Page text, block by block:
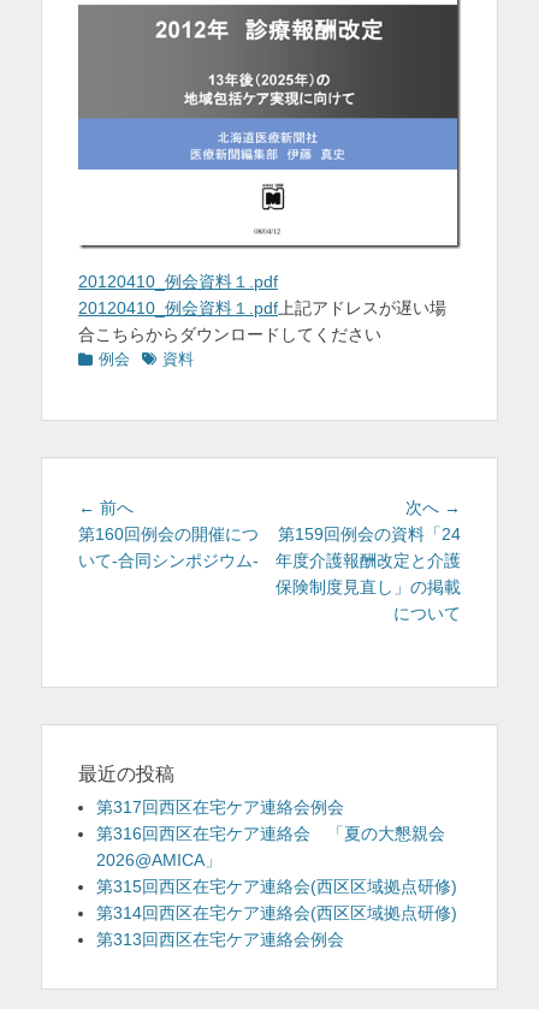
20120410_例会資料１.pdf
20120410_例会資料１.pdf上記アドレスが遅い場
合こちらからダウンロードしてください
カ 例会
タ 資料
投
稿
ナ
シ
← 前へ前
の
投
第160回例会の開催につ
いて-合同シンポジウム-
次へ →
の
投
稿:
第159回例会の資料「24
年度介護報酬改定と介護
保険制度見直し」の掲載
について
最近の投稿
第317回西区在宅ケア連絡会例会
第316回西区在宅ケア連絡会 「夏の大懇親会
2026@AMICA」
第315回西区在宅ケア連絡会(西区区域拠点研修)
第314回西区在宅ケア連絡会(西区区域拠点研修)
第313回西区在宅ケア連絡会例会